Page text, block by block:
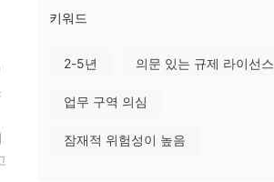
키워드
2-5년 의문 있는 규제 라이선스
업무 구역 의심
잠재적 위험성이 높음